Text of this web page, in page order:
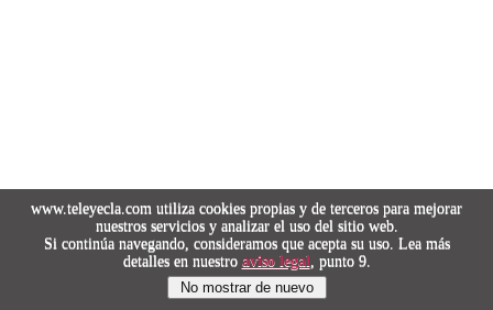
www.teleyecla.com utiliza cookies propias y de terceros para mejorar
nuestros servicios y analizar el uso del sitio web.
Si continúa navegando, consideramos que acepta su uso. Lea más
detalles en nuestro aviso legal, punto 9.